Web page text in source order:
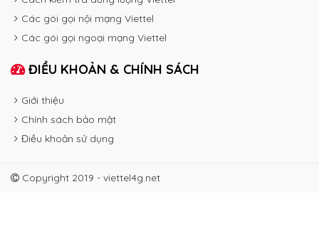
Các gói gọi nội mạng Viettel
Các gói gọi ngoại mạng Viettel
ĐIỀU KHOẢN & CHÍNH SÁCH
Giới thiệu
Chính sách bảo mật
Điều khoản sử dụng
Copyright 2019 - viettel4g.net